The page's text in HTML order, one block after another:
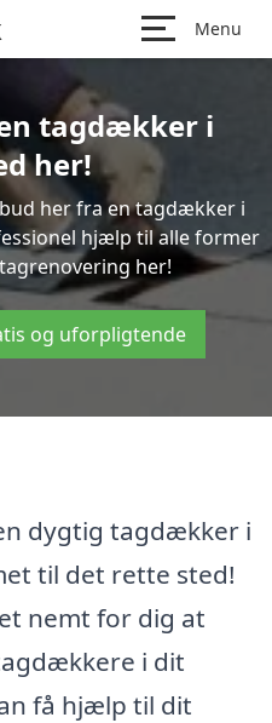
Menu
tagdækker i
her!
her fra en tagdækker i
hjælp til alle former
her!
og uforpligtende
dygtig tagdækker i
til det rette sted!
nemt for dig at
i dit
få hjælp til dit